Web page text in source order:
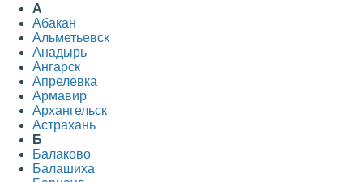
А
Абакан
Альметьевск
Анадырь
Ангарск
Апрелевка
Армавир
Архангельск
Астрахань
Б
Балаково
Балашиха